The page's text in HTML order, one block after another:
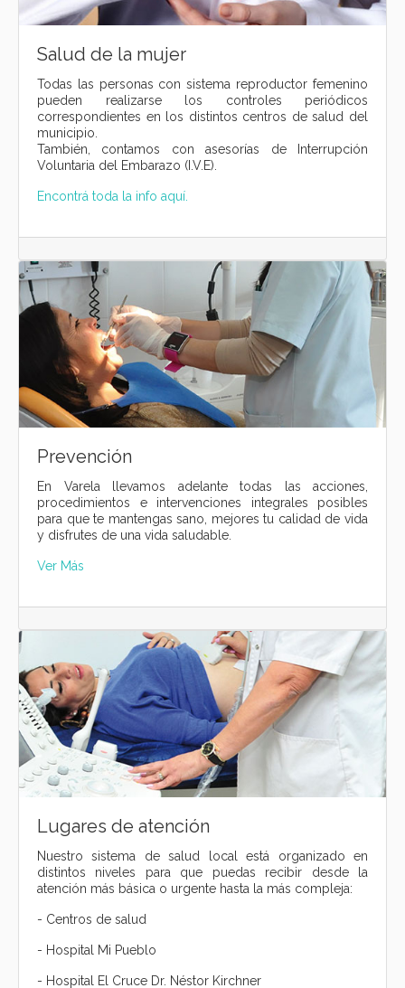
Salud de la mujer
Todas las personas con sistema reproductor femenino
pueden realizarse los controles periódicos
correspondientes en los distintos centros de salud del
municipio.
También, contamos con asesorías de Interrupción
Voluntaria del Embarazo (I.V.E).
Encontrá toda la info aquí.
Prevención
En Varela llevamos adelante todas las acciones,
procedimientos e intervenciones integrales posibles
para que te mantengas sano, mejores tu calidad de vida
y disfrutes de una vida saludable.
Ver Más
Lugares de atención
Nuestro sistema de salud local está organizado en
distintos niveles para que puedas recibir desde la
atención más básica o urgente hasta la más compleja:
- Centros de salud
- Hospital Mi Pueblo
- Hospital El Cruce Dr. Néstor Kirchner